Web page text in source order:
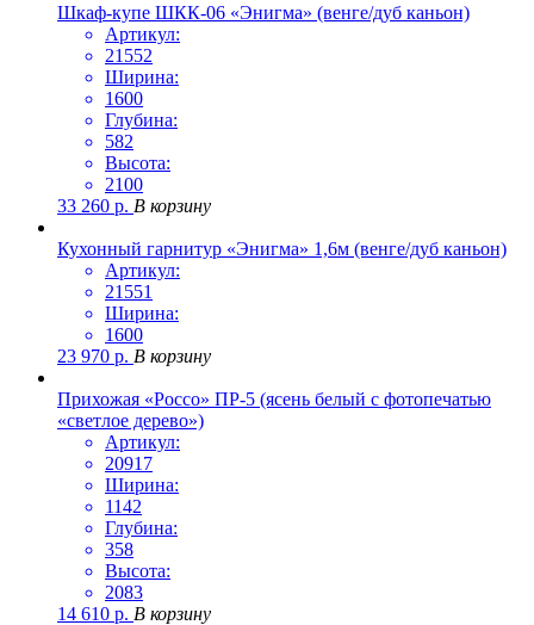
Шкаф-купе ШКК-06 «Энигма» (венге/дуб каньон)
Артикул:
21552
Ширина:
1600
Глубина:
582
Высота:
2100
33 260 р. В корзину
Кухонный гарнитур «Энигма» 1,6м (венге/дуб каньон)
Артикул:
21551
Ширина:
1600
23 970 р. В корзину
Прихожая «Россо» ПР-5 (ясень белый с фотопечатью
«светлое дерево»)
Артикул:
20917
Ширина:
1142
Глубина:
358
Высота:
2083
14 610 р. В корзину